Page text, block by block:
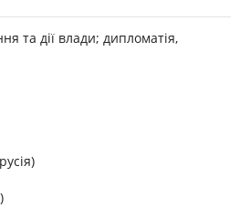
та дії влади; дипломатія,